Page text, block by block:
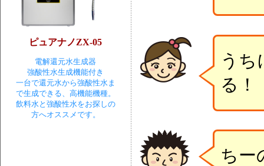
ピュアナノZX-05
電解還元水生成器
強酸性水生成機能付き
一台で還元水から強酸性水ま
で生成できる、高機能機種。
飲料水と強酸性水をお探しの
方へオススメです。
うち
る！
ちー